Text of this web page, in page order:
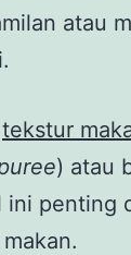
atau
tekstur
) atau
ini penting